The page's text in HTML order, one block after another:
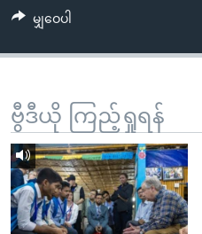
သို့
မျှဝေပါ
ဗွီဒီယို ကြည့်ရှုရန်